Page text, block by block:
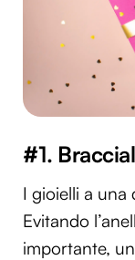
#1.
I gioielli a una
Evitando
importante,